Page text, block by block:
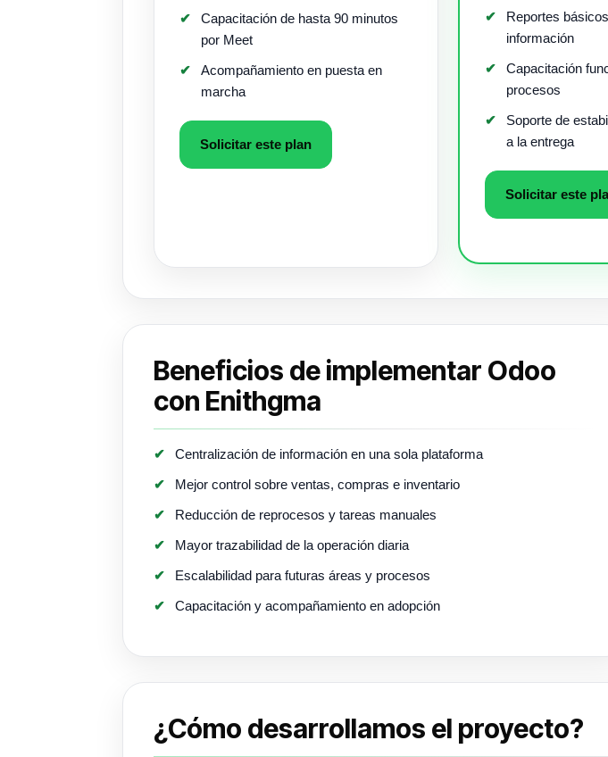
Capacitación de hasta 90 minutos
por Meet
Acompañamiento en puesta en
marcha
Solicitar este plan
Reportes
información
Capacitación
procesos
Soporte de
a la entrega
Solicitar este
Beneficios de implementar Odoo
con Enithgma
Centralización de información en una sola plataforma
Mejor control sobre ventas, compras e inventario
Reducción de reprocesos y tareas manuales
Mayor trazabilidad de la operación diaria
Escalabilidad para futuras áreas y procesos
Capacitación y acompañamiento en adopción
¿Cómo desarrollamos el proyecto?